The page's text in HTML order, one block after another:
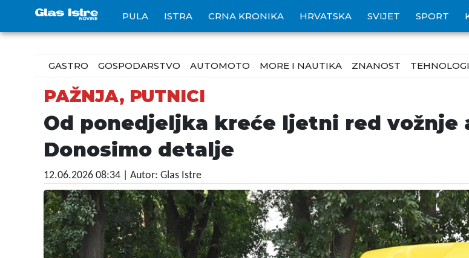
PULA ISTRA CRNA KRONIKA HRVATSKA SVIJET SPORT
GASTRO GOSPODARSTVO AUTOMOTO MORE I NAUTIKA ZNANOST
PAŽNJA, PUTNICI
Od ponedjeljka kreće ljetni red vožnje
Donosimo detalje
12.06.2026 08:34 | Autor: Glas Istre